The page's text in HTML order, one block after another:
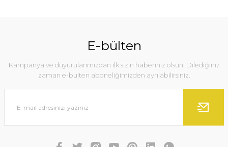
E-bülten
Kampanya ve duyurularımızdan ilk sizin haberiniz olsun! Dilediğiniz
zaman e-bülten aboneliğimizden ayrılabilirsiniz.